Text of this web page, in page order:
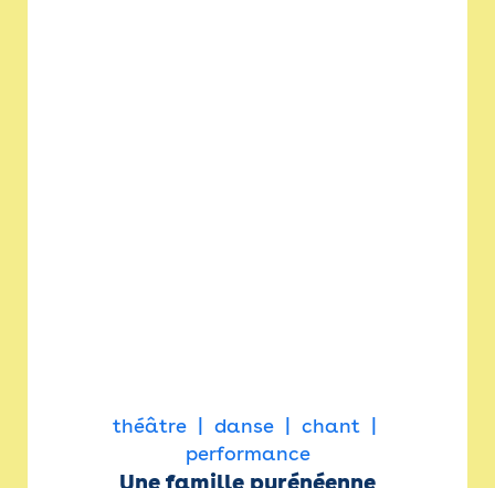
théâtre danse
chant
performance
Une famille pyrénéenne